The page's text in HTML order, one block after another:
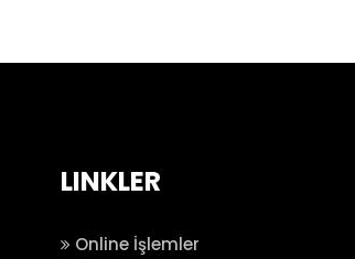
LINKLER
Online İşlemler